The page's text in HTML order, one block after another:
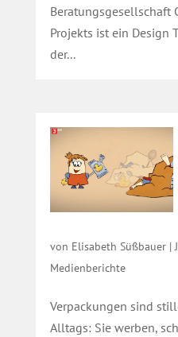
Beratungsgesellschaft
Projekts ist ein Design
der...
von Elisabeth Süßbauer|
Medienberichte
Verpackungen sind
Alltags: Sie werben,